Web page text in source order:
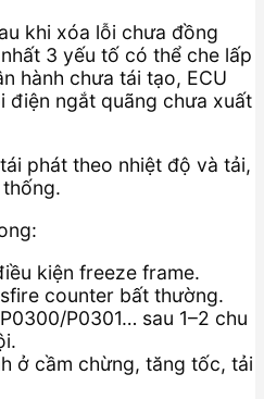
khi xóa lỗi chưa đồng
3 yếu tố có thể che lấp
hành chưa tái tạo, ECU
điện ngắt quãng chưa xuất
phát theo nhiệt độ và tải,
kiện freeze frame.
counter bất thường.
P0301… sau 1–2 chu
ở cầm chừng, tăng tốc, tải